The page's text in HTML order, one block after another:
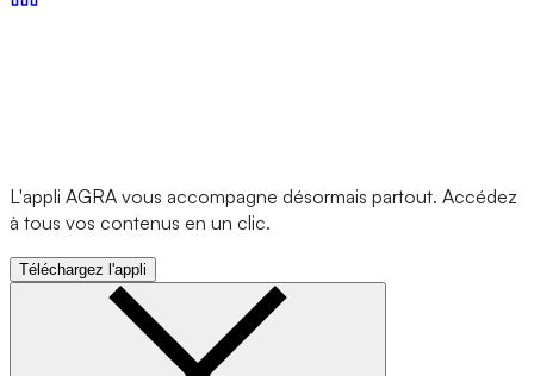
L'appli AGRA vous accompagne désormais partout. Accédez
à tous vos contenus en un clic.
Téléchargez l'appli